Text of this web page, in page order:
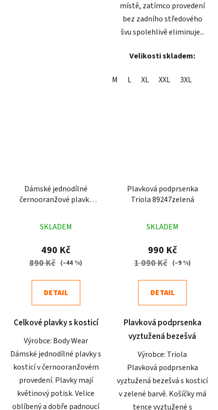
místě, zatímco provedení
bez zadního středového
švu spolehlivě eliminuje...
Velikosti skladem:
M L XL XXL 3XL
Dámské jednodílné
černooranžové plavky
hodnocení
produktu
je
z
5
SKLADEM
490 Kč
890 Kč (–44 %)
DETAIL
Celkové plavky s kosticí
Výrobce: Body Wear
Dámské jednodílné plavky s
kosticí v černooranžovém
provedení. Plavky mají
květinový potisk. Velice
oblíbený a dobře padnoucí
Plavková podprsenka
Triola 89247zelená
hodnocení
produktu
je
z
5
SKLADEM
990 Kč
1 090 Kč (–9 %)
DETAIL
Plavková podprsenka
vyztužená bezešvá
Výrobce: Triola
Plavková podprsenka
vyztužená bezešvá s kosticí
v zelené barvě. Košíčky má
tence vyztužené s